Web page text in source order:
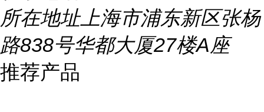
所在地址上海市浦东新区张杨
路838号华都大厦27楼A座
推荐产品